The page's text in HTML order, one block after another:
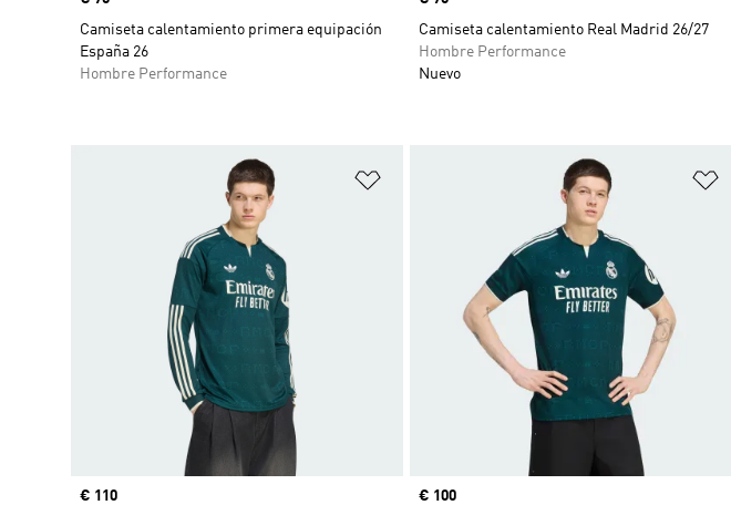
Camiseta calentamiento primera equipación
España 26
Hombre Performance
Camiseta calentamiento Real Madrid 26/27
Hombre Performance
Nuevo
Añadir a la lista de deseos
Precio
€ 110
Precio
€ 100